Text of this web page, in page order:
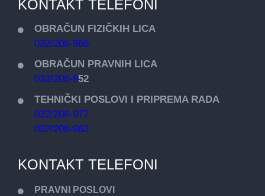
KONTAKT TELEFONI
OBRAČUN FIZIČKIH LICA
032/206-966
OBRAČUN PRAVNIH LICA
032/206-952
TEHNIČKI POSLOVI I PRIPREMA RADA
032/206-977
032/206-962
KONTAKT TELEFONI
PRAVNI POSLOVI